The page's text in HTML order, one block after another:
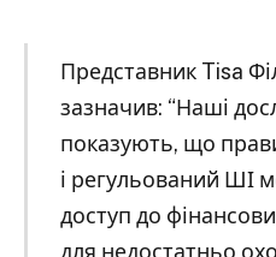
Представник Tisa
зазначив: “Наші
показують, що
і регульований ШІ
доступ до
для недостатньо